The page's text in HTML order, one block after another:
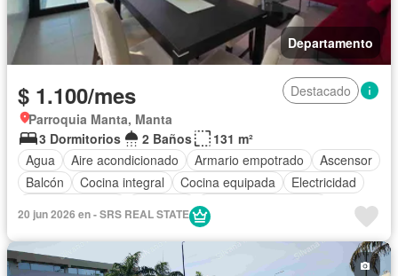
Departamento
$ 1.100/mes
Destacado
Parroquia Manta, Manta
3 Dormitorios
2 Baños
131 m²
Agua
Aire acondicionado Armario empotrado
Ascensor
Balcón
Cocina integral Cocina equipada
Electricidad
Garita de guardianía
Internet
Conserje Seguridad
Vista panorámica
Wifi Completamente amoblado
20 jun 2026 en - SRS REAL STATE